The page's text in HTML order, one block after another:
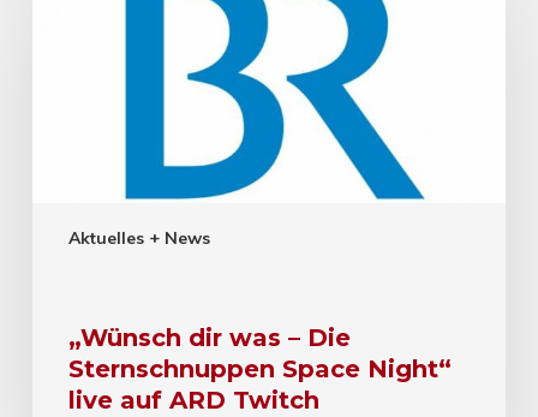
Aktuelles + News
„Wünsch dir was – Die
Sternschnuppen Space Night“
live auf ARD Twitch